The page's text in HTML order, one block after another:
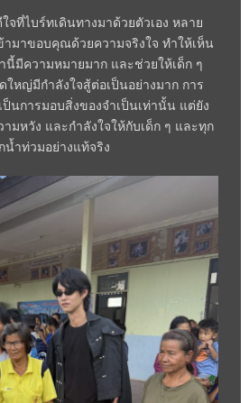
จที่ไบร์ทเดินทางมาด้วยตัวเอง หลาย
มาขอบคุณด้วยความจริงใจ ทำให้เห็น
นี้มีความหมายมาก และช่วยให้เด็ก ๆ
หญ่มีกำลังใจสู้ต่อเป็นอย่างมาก การ
ป็นการมอบสิ่งของจำเป็นเท่านั้น แต่ยัง
มหวัง และกำลังใจให้กับเด็ก ๆ และทุก
ำท่วมอย่างแท้จริง